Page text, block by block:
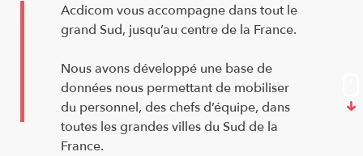
Acdicom vous accompagne dans tout le
grand Sud, jusqu’au centre de la France.
Nous avons développé une base de
données nous permettant de mobiliser
du personnel, des chefs d’équipe, dans
toutes les grandes villes du Sud de la
France.